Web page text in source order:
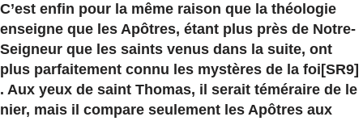
C’est enfin pour la même raison que la théologie
enseigne que les Apôtres, étant plus près de Notre-
Seigneur que les saints venus dans la suite, ont
plus parfaitement connu les mystères de la foi[SR9]
. Aux yeux de saint Thomas, il serait téméraire de le
nier, mais il compare seulement les Apôtres aux